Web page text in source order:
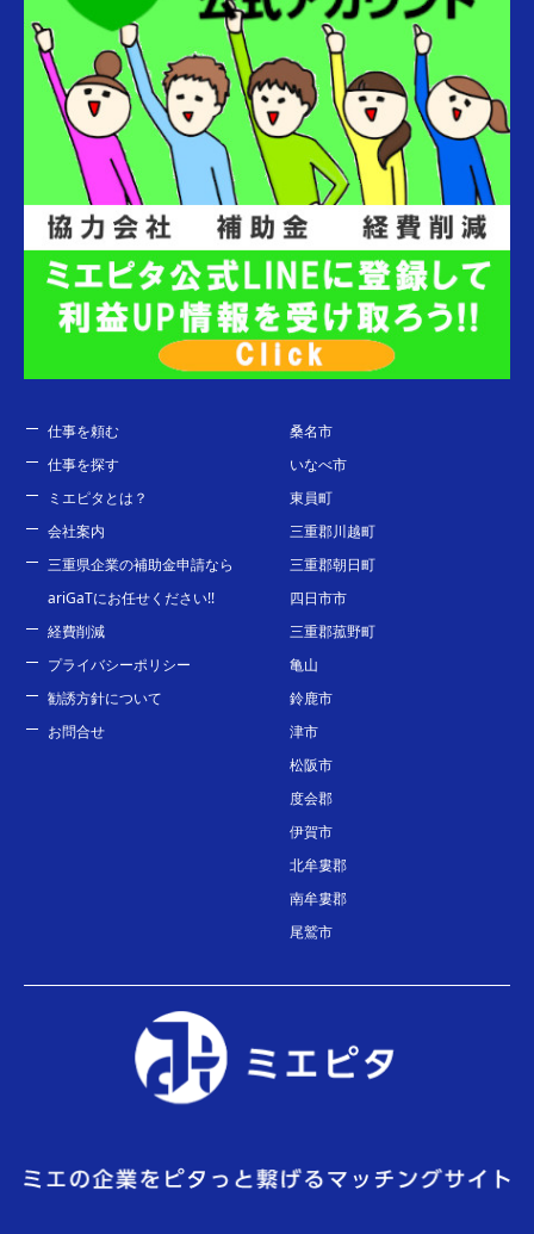
仕事を頼む
仕事を探す
ミエピタとは？
会社案内
三重県企業の補助金申請なら
ariGaTにお任せください!!
経費削減
プライバシーポリシー
勧誘方針について
お問合せ
桑名市
いなべ市
東員町
三重郡川越町
三重郡朝日町
四日市市
三重郡菰野町
亀山
鈴鹿市
津市
松阪市
度会郡
伊賀市
北牟婁郡
南牟婁郡
尾鷲市